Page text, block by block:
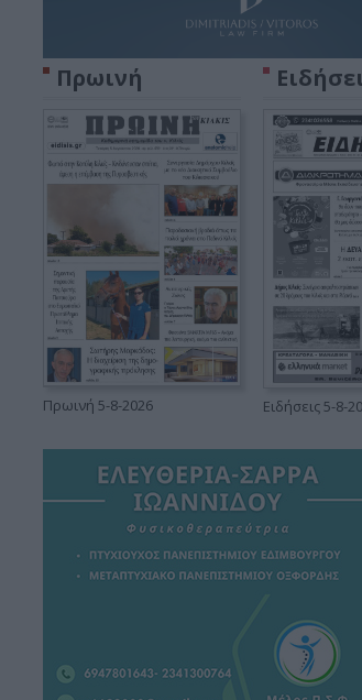
Πρωινή
Πρωινή 5-8-2026 Ειδήσεις 5-8-